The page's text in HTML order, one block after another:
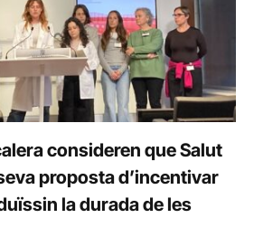
consideren que Salut
proposta d’incentivar
la durada de les